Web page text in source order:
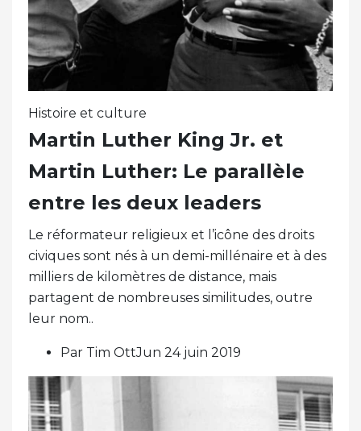
Histoire et culture
Martin Luther King Jr. et
Martin Luther: Le parallèle
entre les deux leaders
Le réformateur religieux et l’icône des droits
civiques sont nés à un demi-millénaire et à des
milliers de kilomètres de distance, mais
partagent de nombreuses similitudes, outre
leur nom..
Par Tim OttJun 24 juin 2019